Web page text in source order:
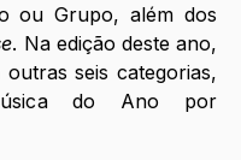
. Na edição deste ano,
seis categorias,